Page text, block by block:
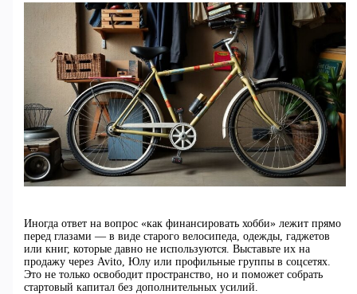
Иногда ответ на вопрос «как финансировать хобби» лежит прямо
перед глазами — в виде старого велосипеда, одежды, гаджетов
или книг, которые давно не используются. Выставьте их на
продажу через Avito, Юлу или профильные группы в соцсетях.
Это не только освободит пространство, но и поможет собрать
стартовый капитал без дополнительных усилий.